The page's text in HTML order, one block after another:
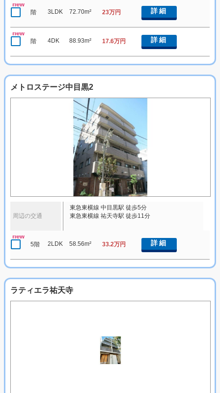
new
階 3LDK 72.70m² 23万円 詳細
new
階 4DK 88.93m² 17.6万円 詳細
メトロステージ中目黒2
周辺の交通
東急東横線 中目黒駅 徒歩5分
東急東横線 祐天寺駅 徒歩11分
new
5階 2LDK 58.56m² 33.2万円 詳細
ラティエラ祐天寺